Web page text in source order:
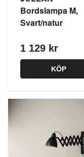
Bordslampa M,
Svart/natur
1 129 kr
KÖP